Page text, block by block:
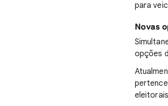
para
Novas
opções